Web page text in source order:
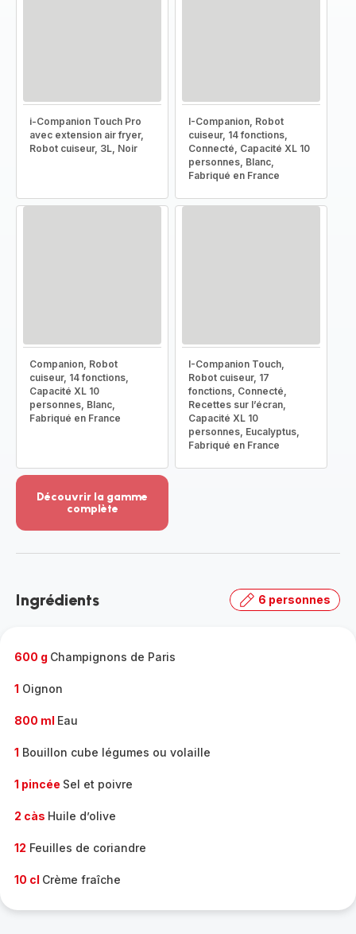
i-Companion Touch Pro
avec extension air fryer,
Robot cuiseur, 3L, Noir
I-Companion, Robot
cuiseur, 14 fonctions,
Connecté, Capacité XL 10
personnes, Blanc,
Fabriqué en France
Companion, Robot
cuiseur, 14 fonctions,
Capacité XL 10
personnes, Blanc,
Fabriqué en France
I-Companion Touch,
Robot cuiseur, 17
fonctions, Connecté,
Recettes sur l’écran,
Capacité XL 10
personnes, Eucalyptus,
Fabriqué en France
Découvrir la gamme
complète
-
gamme
Ingrédients 6 personnes
600 g Champignons de Paris
1 Oignon
800 ml Eau
1 Bouillon cube légumes ou volaille
1 pincée Sel et poivre
2 càs Huile d’olive
12 Feuilles de coriandre
10 cl Crème fraîche